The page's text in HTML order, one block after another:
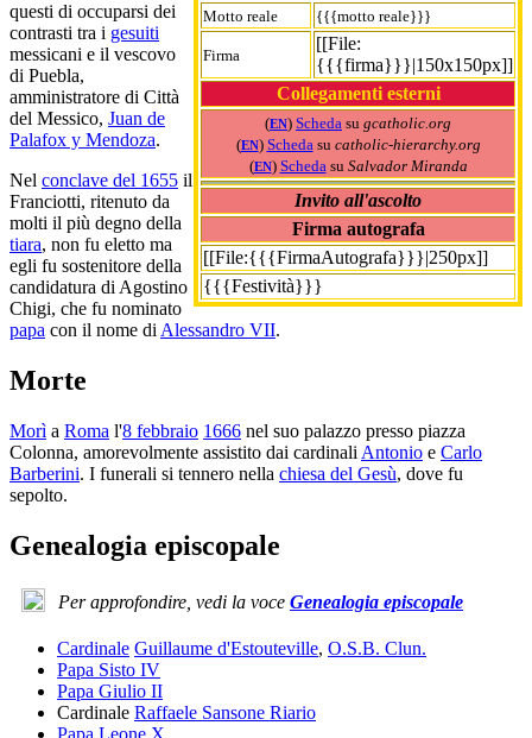
Motto reale {{{motto reale}}}
Firma
[[File:
{{{firma}}}|150x150px]]
Collegamenti esterni
(EN) Scheda su gcatholic.org
(EN) Scheda su catholic-hierarchy.org
(EN) Scheda su Salvador Miranda
Invito all'ascolto
Firma autografa
[[File:{{{FirmaAutografa}}}|250px]]
{{{Festività}}}
questi di occuparsi dei
contrasti tra i gesuiti
messicani e il vescovo
di Puebla,
amministratore di Città
del Messico, Juan de
Palafox y Mendoza.
Nel conclave del 1655 il
Franciotti, ritenuto da
molti il più degno della
tiara, non fu eletto ma
egli fu sostenitore della
candidatura di Agostino
Chigi, che fu nominato
papa con il nome di Alessandro VII.
Morte
Morì a Roma l'8 febbraio 1666 nel suo palazzo presso piazza
Colonna, amorevolmente assistito dai cardinali Antonio e Carlo
Barberini. I funerali si tennero nella chiesa del Gesù, dove fu
sepolto.
Genealogia episcopale
Per approfondire, vedi la voce Genealogia episcopale
Cardinale Guillaume d'Estouteville, O.S.B. Clun.
Papa Sisto IV
Papa Giulio II
Cardinale Raffaele Sansone Riario
Papa Leone X